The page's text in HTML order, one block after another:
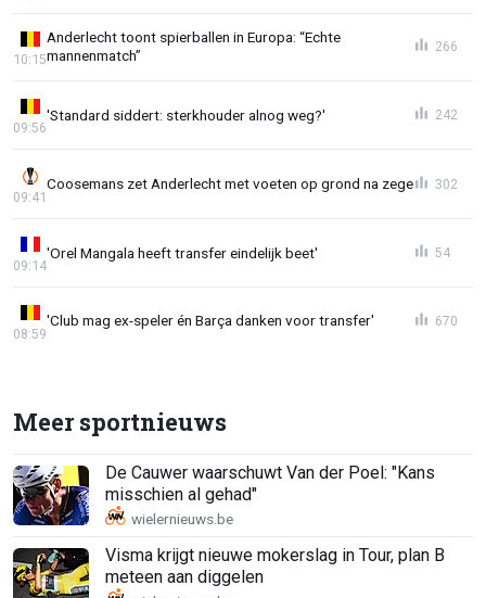
Anderlecht toont spierballen in Europa: “Echte
mannenmatch”
10:15
266
'Standard siddert: sterkhouder alnog weg?'
09:56
242
Coosemans zet Anderlecht met voeten op grond na zege
09:41
302
'Orel Mangala heeft transfer eindelijk beet'
09:14
54
'Club mag ex-speler én Barça danken voor transfer'
08:59
670
Meer sportnieuws
De Cauwer waarschuwt Van der Poel: "Kans
misschien al gehad"
Visma krijgt nieuwe mokerslag in Tour, plan B
meteen aan diggelen